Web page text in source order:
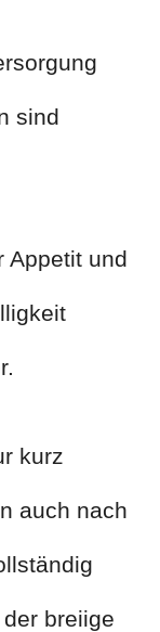
sind
Appetit und
kurz
auch nach
breiige